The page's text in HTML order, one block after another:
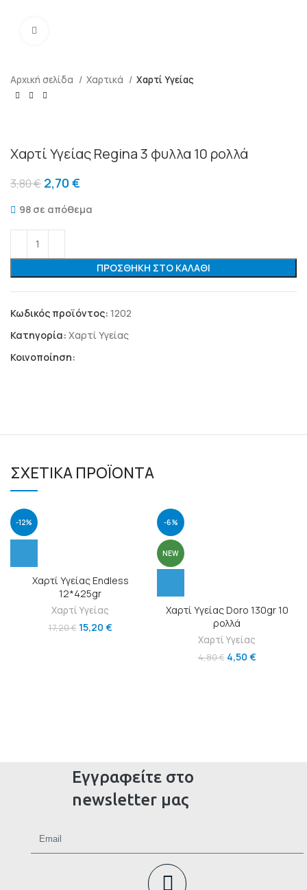
Αρχική σελίδα Χαρτικά Χαρτί Υγείας
Χαρτί Υγείας Regina 3 φυλλα 10 ρολλά
3,80€ 2,70 €
98 σε απόθεμα
ΠΡΟΣΘΉΚΗ ΣΤΟ ΚΑΛΆΘΙ
Κωδικός προϊόντος: 1202
Κατηγορία: Χαρτί Υγείας
Κοινοποίηση:
ΣΧΕΤΙΚΆ ΠΡΟΪΌΝΤΑ
-12%
Χαρτί Υγείας Endless
12*425gr
Χαρτί Υγείας
17,20€ 15,20 €
-6%
NEW
Χαρτί Υγείας Doro 130gr 10
ρολλά
Χαρτί Υγείας
4,80€ 4,50 €
Εγγραφείτε στο
newsletter μας